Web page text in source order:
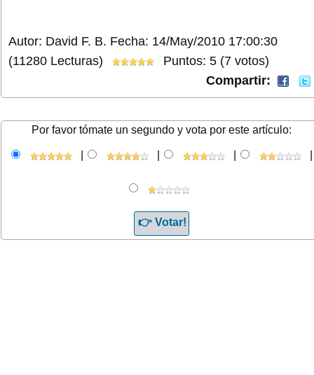
Autor: David F. B. Fecha: 14/May/2010 17:00:30
(11280 Lecturas)
Puntos: 5 (7 votos)
Compartir:
Por favor tómate un segundo y vota por este artículo: